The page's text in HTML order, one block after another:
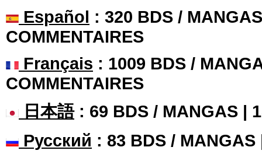
Español : 320 BDS /
COMMENTAIRES
Français : 1009 BDS /
COMMENTAIRES
日本語: 69 BDS / MANGAS |
Русский : 83 BDS / MANGAS